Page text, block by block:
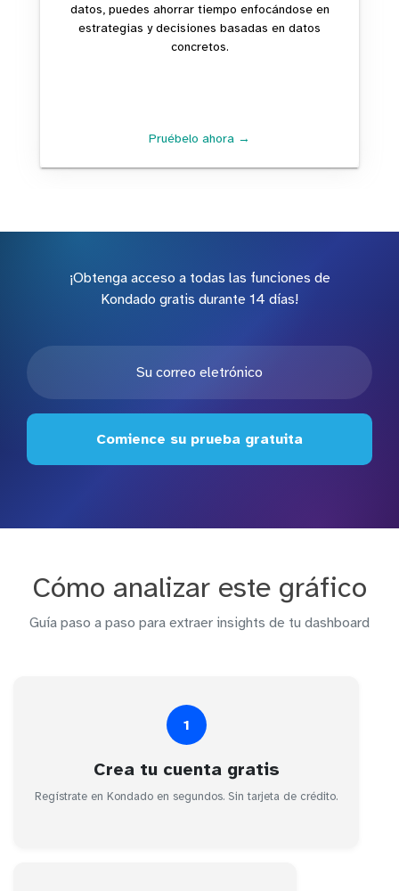
datos, puedes ahorrar tiempo enfocándose en
estrategias y decisiones basadas en datos
concretos.
Pruébelo ahora →
¡Obtenga acceso a todas las funciones de
Kondado gratis durante 14 días!
Comience su prueba gratuita
Cómo analizar este gráfico
Guía paso a paso para extraer insights de tu dashboard
1
Crea tu cuenta gratis
Regístrate en Kondado en segundos. Sin tarjeta de crédito.